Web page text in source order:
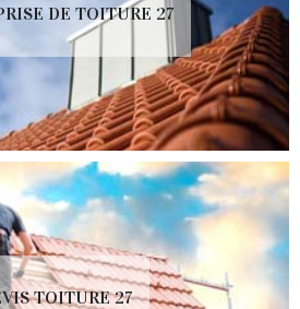
DE TOITURE 27
TOITURE 27